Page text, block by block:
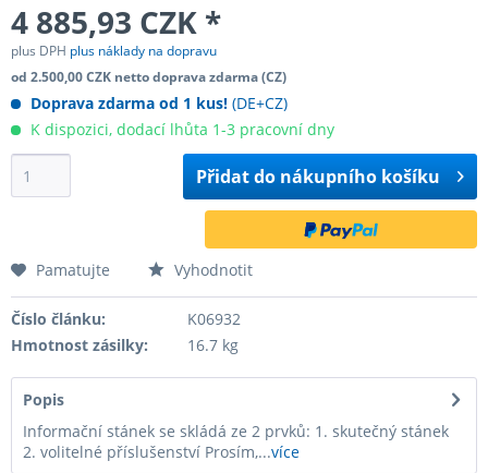
4 885,93 CZK *
plus DPH plus náklady na dopravu
od 2.500,00 CZK netto doprava zdarma (CZ)
Doprava zdarma od 1 kus! (DE+CZ)
K dispozici, dodací lhůta 1-3 pracovní dny
Přidat do nákupního košíku
Pamatujte Vyhodnotit
Číslo článku:
K06932
Hmotnost zásilky:
16.7 kg
Popis
Informační stánek se skládá ze 2 prvků: 1. skutečný stánek
2. volitelné příslušenství Prosím,...více